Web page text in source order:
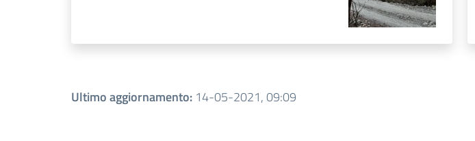
Ultimo aggiornamento: 14-05-2021, 09:09